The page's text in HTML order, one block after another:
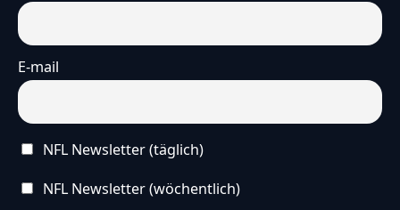
E-mail
NFL Newsletter (täglich)
NFL Newsletter (wöchentlich)